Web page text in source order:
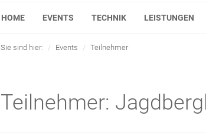
HOME EVENTS TECHNIK LEISTUNGEN
Sie sind hier: Events Teilnehmer
Teilnehmer: